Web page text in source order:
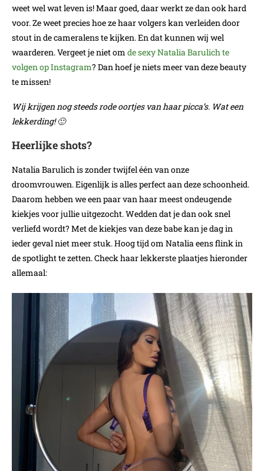
weet wel wat leven is! Maar goed, daar werkt ze dan ook hard
voor. Ze weet precies hoe ze haar volgers kan verleiden door
stout in de cameralens te kijken. En dat kunnen wij wel
waarderen. Vergeet je niet om de sexy Natalia Barulich te
volgen op Instagram? Dan hoef je niets meer van deze beauty
te missen!
Wij krijgen nog steeds rode oortjes van haar picca’s. Wat een
lekkerding! 🙂
Heerlijke shots?
Natalia Barulich is zonder twijfel één van onze
droomvrouwen. Eigenlijk is alles perfect aan deze schoonheid.
Daarom hebben we een paar van haar meest ondeugende
kiekjes voor jullie uitgezocht. Wedden dat je dan ook snel
verliefd wordt? Met de kiekjes van deze babe kan je dag in
ieder geval niet meer stuk. Hoog tijd om Natalia eens flink in
de spotlight te zetten. Check haar lekkerste plaatjes hieronder
allemaal: